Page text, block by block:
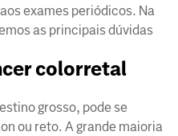
exames periódicos. Na
as principais dúvidas
colorretal
grosso, pode se
ou reto. A grande maioria